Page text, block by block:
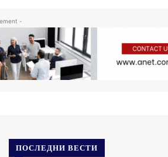
-
ПОСЛЕДНИ ВЕСТИ